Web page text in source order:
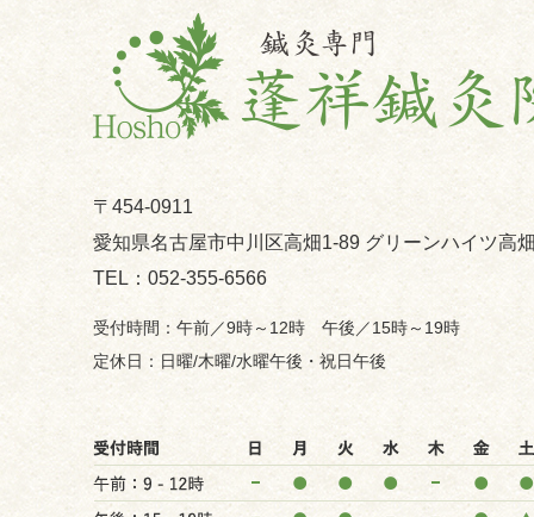
〒454-0911
愛知県名古屋市中川区高畑1-89 グリーンハイツ高
052-355-6566
午前／9時～12時 午後／15時～19時
日曜/木曜/水曜午後・祝日午後